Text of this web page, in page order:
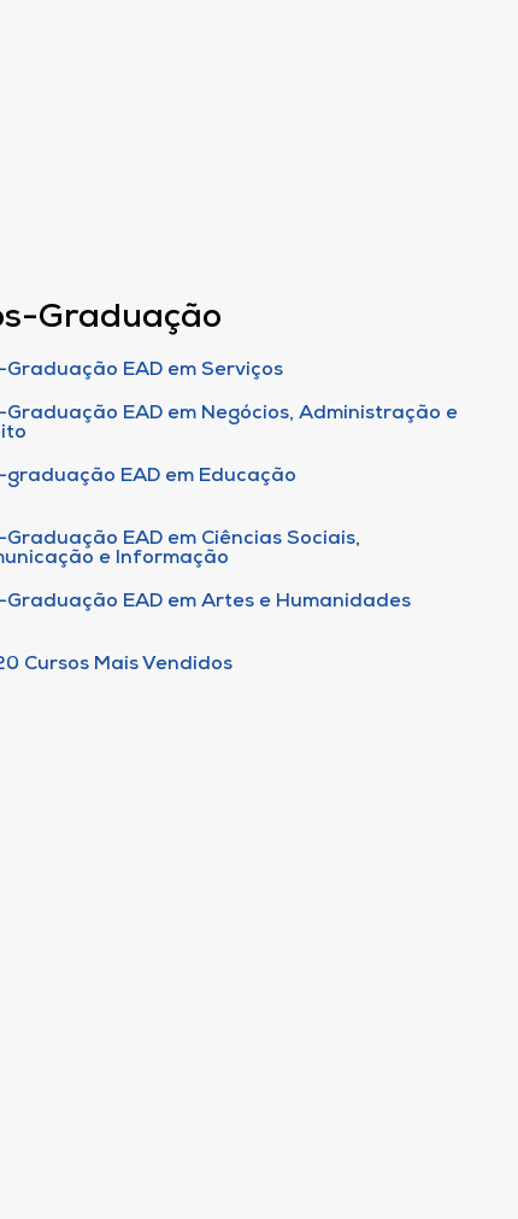
Graduação
Graduação EAD em Serviços
Graduação EAD em Negócios, Administração e
graduação EAD em Educação
Graduação EAD em Ciências Sociais,
e Informação
Graduação EAD em Artes e Humanidades
Cursos Mais Vendidos